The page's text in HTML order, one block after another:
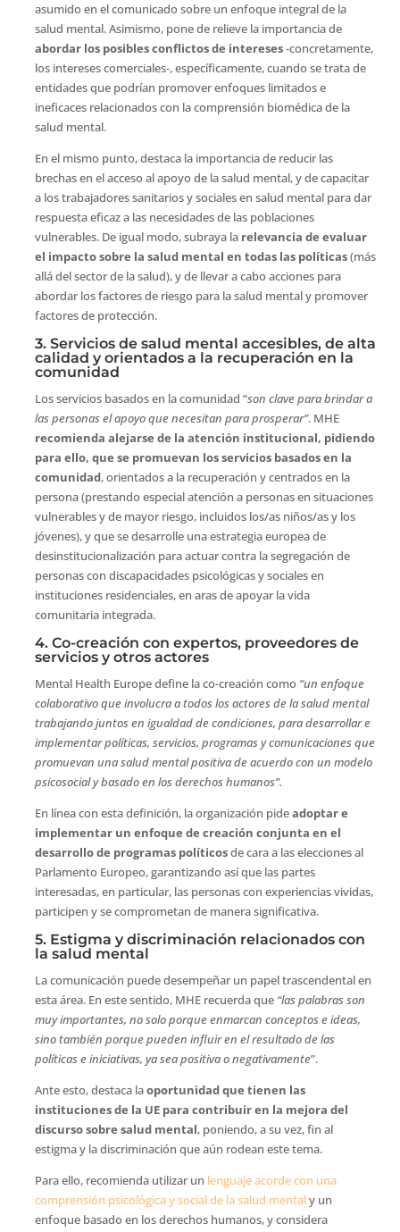
asumido en el comunicado sobre un enfoque integral de la
salud mental. Asimismo, pone de relieve la importancia de
abordar los posibles conflictos de intereses-concretamente,
los intereses comerciales-, específicamente, cuando se trata de
entidades que podrían promover enfoques limitados e
ineficaces relacionados con la comprensión biomédica de la
salud mental.
En el mismo punto, destaca la importancia de reducir las
brechas en el acceso al apoyo de la salud mental, y de capacitar
a los trabajadores sanitarios y sociales en salud mental para dar
respuesta eficaz a las necesidades de las poblaciones
vulnerables. De igual modo, subraya la relevancia de evaluar
el impacto sobre la salud mental en todas las políticas(más
allá del sector de la salud), y de llevar a cabo acciones para
abordar los factores de riesgo para la salud mental y promover
factores de protección.
3. Servicios de salud mental accesibles, de alta
calidad y orientados a la recuperación en la
comunidad
Los servicios basados en la comunidad “son clave para brindar a
las personas el apoyo que necesitan para prosperar”. MHE
recomienda alejarse de la atención institucional, pidiendo
para ello, que se promuevan los servicios basados en la
comunidad, orientados a la recuperación y centrados en la
persona (prestando especial atención a personas en situaciones
vulnerables y de mayor riesgo, incluidos los/as niños/as y los
jóvenes), y que se desarrolle una estrategia europea de
desinstitucionalización para actuar contra la segregación de
personas con discapacidades psicológicas y sociales en
instituciones residenciales, en aras de apoyar la vida
comunitaria integrada.
4. Co-creación con expertos, proveedores de
servicios y otros actores
Mental Health Europe define la co-creación como “un enfoque
colaborativo que involucra a todos los actores de la salud mental
trabajando juntos en igualdad de condiciones, para desarrollar e
implementar políticas, servicios, programas y comunicaciones que
promuevan una salud mental positiva de acuerdo con un modelo
psicosocial y basado en los derechos humanos”.
En línea con esta definición, la organización pideadoptar e
implementar un enfoque de creación conjunta en el
desarrollo de programas políticosde cara a las elecciones al
Parlamento Europeo, garantizando así que las partes
interesadas, en particular, las personas con experiencias vividas,
participen y se comprometan de manera significativa.
5. Estigma y discriminación relacionados con
la salud mental
La comunicación puede desempeñar un papel trascendental en
esta área. En este sentido, MHE recuerda que “las palabras son
muy importantes, no solo porque enmarcan conceptos e ideas,
sino también porque pueden influir en el resultado de las
políticas e iniciativas, ya sea positiva o negativamente”.
Ante esto, destaca laoportunidad que tienen las
instituciones de la UE para contribuir en la mejora del
discurso sobre salud mental, poniendo, a su vez, fin al
estigma y la discriminación que aún rodean este tema.
Para ello, recomienda utilizar un lenguaje acorde con una
comprensión psicológica y social de la salud mentaly un
enfoque basado en los derechos humanos, y considera